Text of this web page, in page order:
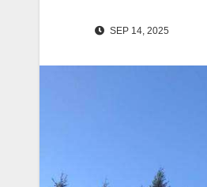
SEP 14, 2025